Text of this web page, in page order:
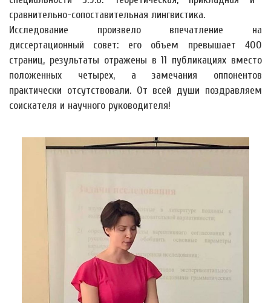
сравнительно-сопоставительная лингвистика.
Исследование произвело впечатление на
диссертационный совет: его объем превышает 400
страниц, результаты отражены в 11 публикациях вместо
положенных четырех, а замечания оппонентов
практически отсутствовали. От всей души поздравляем
соискателя и научного руководителя!